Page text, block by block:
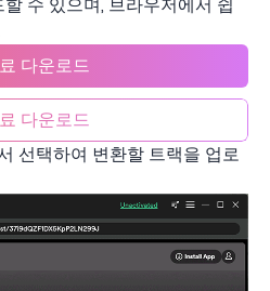
수 있으며, 브라우저에서 쉽
다운로드
다운로드
선택하여 변환할 트랙을 업로